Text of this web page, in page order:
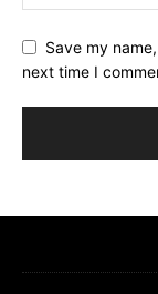
Save my
next time I